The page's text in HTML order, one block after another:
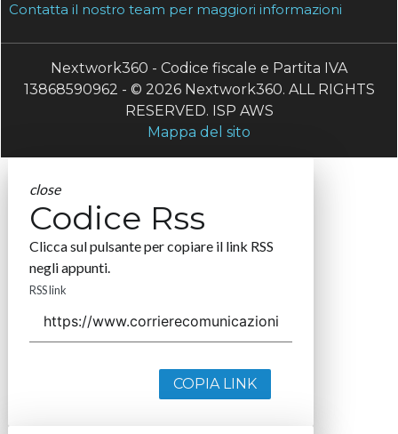
Contatta il nostro team per maggiori informazioni
Nextwork360 - Codice fiscale e Partita IVA
13868590962 - © 2026 Nextwork360. ALL RIGHTS
RESERVED. ISP AWS
Mappa del sito
close
Codice Rss
Clicca sul pulsante per copiare il link RSS
negli appunti.
RSS link
COPIA LINK